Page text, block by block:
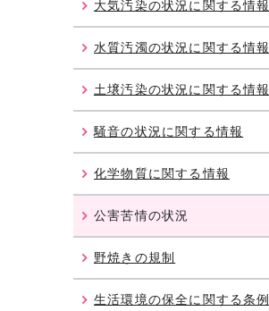
大気汚染の状況に関する情報
水質汚濁の状況に関する情報
土壌汚染の状況に関する情報
騒音の状況に関する情報
化学物質に関する情報
公害苦情の状況
野焼きの規制
生活環境の保全に関する条例